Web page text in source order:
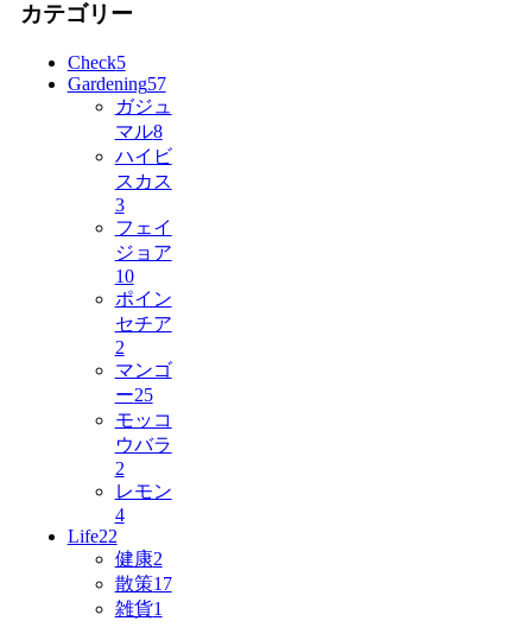
カテゴリー
Check5
Gardening57
ガジュ
マル8
ハイビ
スカス
3
フェイ
ジョア
10
ポイン
セチア
2
マンゴ
ー25
モッコ
ウバラ
2
レモン
4
Life22
健康2
散策17
雑貨1